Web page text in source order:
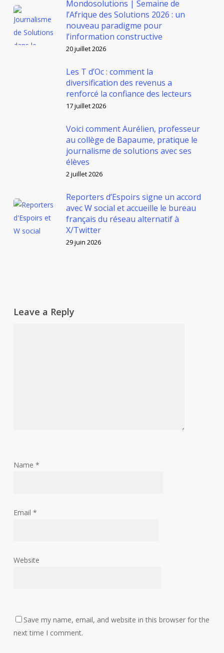
Mondosolutions | Semaine de
l’Afrique des Solutions 2026 : un
nouveau paradigme pour
l’information constructive
20 juillet 2026
Les T d’Oc : comment la
diversification des revenus a
renforcé la confiance des lecteurs
17 juillet 2026
Voici comment Aurélien, professeur
au collège de Bapaume, pratique le
journalisme de solutions avec ses
élèves
2 juillet 2026
Reporters d’Espoirs signe un accord
avec W social et accueille le bureau
français du réseau alternatif à
X/Twitter
29 juin 2026
Leave a Reply
Name *
Email *
Website
Save my name, email, and website in this browser for the
next time I comment.